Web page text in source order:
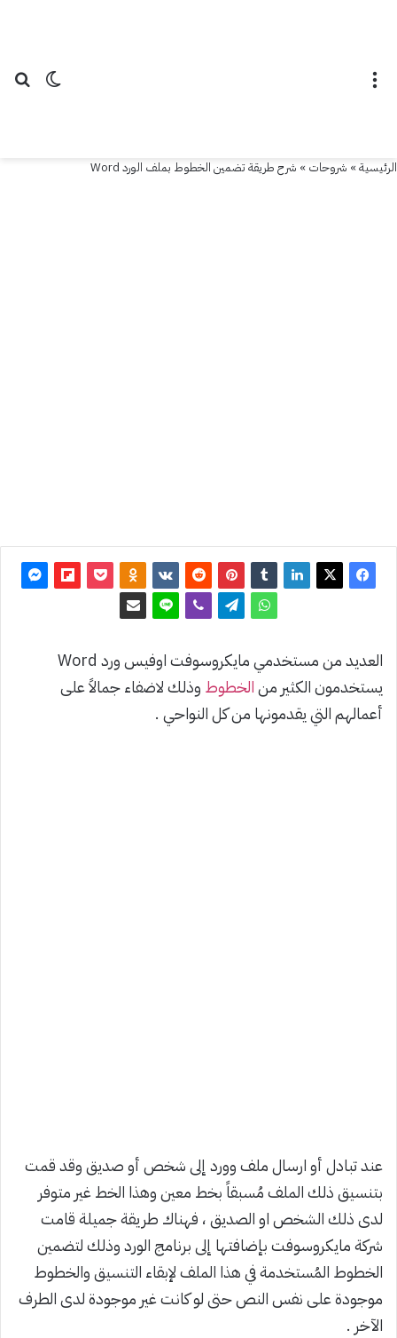
الوضع
الرئيسية» شروحات » شرح طريقة تضمين الخطوط بملف الورد Word
شرح
تضمين
العديد من مستخدمي مايكروسوفت اوفيس ورد Word
يستخدمون الكثير منالخطوط وذلك لاضفاء جمالاً على
أعمالهم التي يقدمونها من كل النواحي .
عند تبادل أو ارسال ملف وورد إلى شخص أو صديق وقد قمت
بتنسيق ذلك الملف مُسبقاً بخط معين وهذا الخط غير متوفر
لدى ذلك الشخص او الصديق ، فهناك طريقة جميلة قامت
شركة مايكروسوفت بإضافتها إلى برنامج الورد وذلك لتضمين
الخطوط المُستخدمة في هذا الملف لإبقاء التنسيق والخطوط
موجودة على نفس النص حتى لو كانت غير موجودة لدى الطرف
الآخر .